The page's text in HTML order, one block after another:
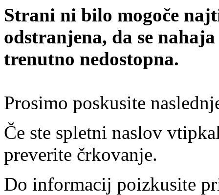
Strani ni bilo mogoče
odstranjena, da se
trenutno nedostopna.
Prosimo poskusite
Če ste spletni naslov
preverite črkovanje.
Do informacij poizkusite